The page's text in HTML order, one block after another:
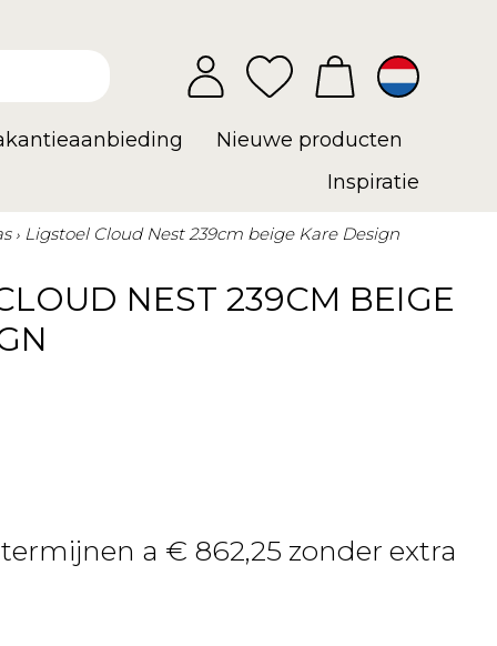
Nieuwe producten
Inspiratie
Ligstoel Cloud Nest 239cm beige Kare Design
NEST 239CM BEIGE
a € 862,25 zonder extra